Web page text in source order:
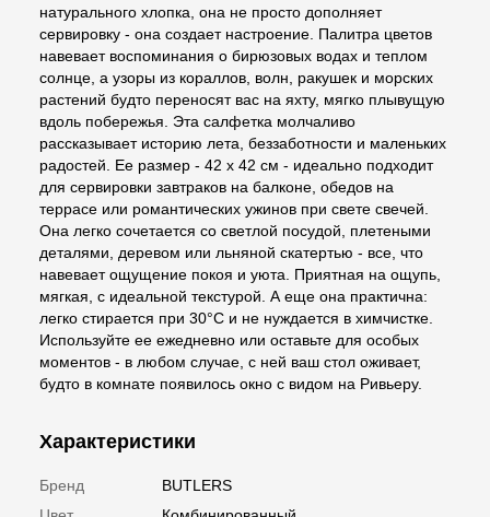
натурального хлопка, она не просто дополняет
сервировку - она создает настроение. Палитра цветов
навевает воспоминания о бирюзовых водах и теплом
солнце, а узоры из кораллов, волн, ракушек и морских
растений будто переносят вас на яхту, мягко плывущую
вдоль побережья. Эта салфетка молчаливо
рассказывает историю лета, беззаботности и маленьких
радостей. Ее размер - 42 x 42 см - идеально подходит
для сервировки завтраков на балконе, обедов на
террасе или романтических ужинов при свете свечей.
Она легко сочетается со светлой посудой, плетеными
деталями, деревом или льняной скатертью - все, что
навевает ощущение покоя и уюта. Приятная на ощупь,
мягкая, с идеальной текстурой. А еще она практична:
легко стирается при 30°C и не нуждается в химчистке.
Используйте ее ежедневно или оставьте для особых
моментов - в любом случае, с ней ваш стол оживает,
будто в комнате появилось окно с видом на Ривьеру.
Характеристики
Бренд
BUTLERS